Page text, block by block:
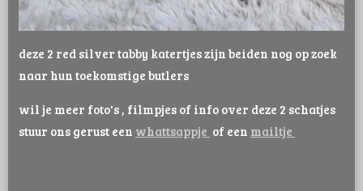
deze 2 red silver tabby katertjes zijn beiden nog op zoek
naar hun toekomstige butlers
wil je meer foto's , filmpjes of info over deze 2 schatjes
stuur ons gerust een whattsappje of een mailtje